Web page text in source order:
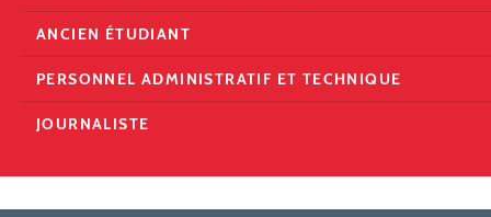
ANCIEN ÉTUDIANT
PERSONNEL ADMINISTRATIF ET TECHNIQUE
JOURNALISTE